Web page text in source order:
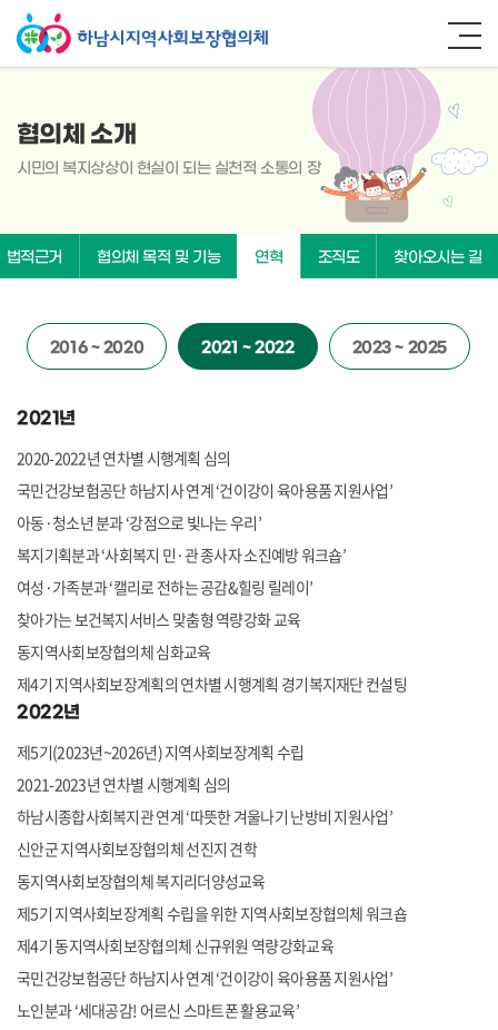
협의체 소개
시민의 복지상상이 현실이 되는 실천적 소통의 장
법적근거 협의체 목적 및 기능 연혁 조직도 찾아오시는 길
2016 ~ 2020 2021 ~ 2022 2023 ~ 2025
2021년
2020-2022년 연차별 시행계획 심의
국민건강보험공단 하남지사 연계 ‘건이강이 육아용품 지원사업’
아동·청소년 분과 ‘강점으로 빛나는 우리’
복지기획분과 ‘사회복지 민·관 종사자 소진예방 워크숍’
여성·가족분과 ‘캘리로 전하는 공감&힐링 릴레이’
찾아가는 보건복지서비스 맞춤형 역량강화 교육
동지역사회보장협의체 심화교육
제4기 지역사회보장계획의 연차별 시행계획 경기복지재단 컨설팅
2022년
제5기(2023년~2026년) 지역사회보장계획 수립
2021-2023년 연차별 시행계획 심의
하남시종합사회복지관 연계 ‘따뜻한 겨울나기 난방비 지원사업’
신안군 지역사회보장협의체 선진지 견학
동지역사회보장협의체 복지리더양성교육
제5기 지역사회보장계획 수립을 위한 지역사회보장협의체 워크숍
제4기 동지역사회보장협의체 신규위원 역량강화교육
국민건강보험공단 하남지사 연계 ‘건이강이 육아용품 지원사업’
노인분과 ‘세대공감! 어르신 스마트폰 활용교육’